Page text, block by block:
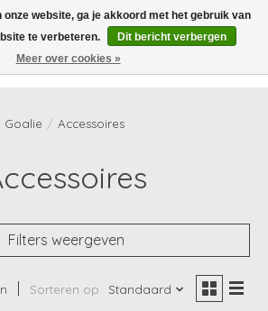
Verlanglijst
Goalie / Accessoires
Filters weergeven
Sorteren op Standaard
onze website, ga je akkoord met het gebruik van
te verbeteren.
Dit bericht verbergen
Meer over cookies »